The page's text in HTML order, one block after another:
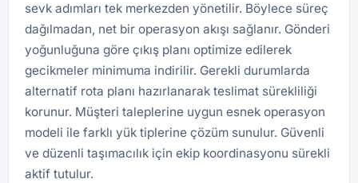
sevk adımları tek merkezden yönetilir. Böylece süreç
dağılmadan, net bir operasyon akışı sağlanır. Gönderi
yoğunluğuna göre çıkış planı optimize edilerek
gecikmeler minimuma indirilir. Gerekli durumlarda
alternatif rota planı hazırlanarak teslimat sürekliliği
korunur. Müşteri taleplerine uygun esnek operasyon
modeli ile farklı yük tiplerine çözüm sunulur. Güvenli
ve düzenli taşımacılık için ekip koordinasyonu sürekli
aktif tutulur.